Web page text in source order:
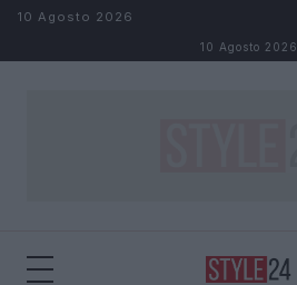
Salta al contenuto
10 Agosto 2026
10 Agosto 2026